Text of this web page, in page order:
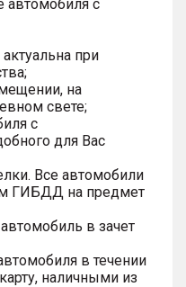
автомобиля с
при
на
свете;
с
для Вас
Все автомобили
ГИБДД на предмет
в зачет
в течении
наличными из